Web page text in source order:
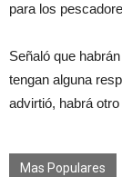
para los
Señaló que
tengan alguna
advirtió, habrá
Mas Populares